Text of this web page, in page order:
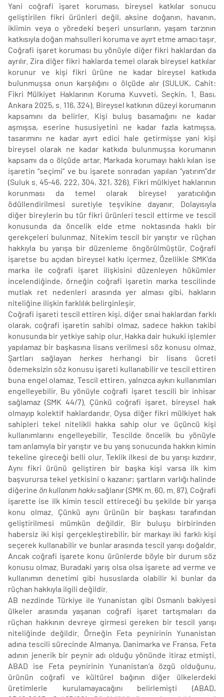
Yani coğrafi işaret koruması, bireysel katkılar sonucu
geliştirilen fikri ürünleri değil, aksine doğanın, havanın,
iklimin veya o yöredeki beşeri unsurların, yaşam tarzının
katkısıyla doğan mahsulleri koruma ve ayırt etme amacı taşır.
Coğrafi işaret koruması bu yönüyle diğer fikri haklardan da
ayrılır. Zira diğer fikri haklarda temel olarak bireysel katkılar
korunur ve kişi fikri ürüne ne kadar bireysel katkıda
bulunmuşsa onun karşılığını o ölçüde alır (SULUK, Cahit:
Fikri Mülkiyet Haklarının Koruma Kuvveti, Seçkin, 1. Bası,
Ankara 2025, s. 116, 324). Bireysel katkının düzeyi korumanın
kapsamını da belirler. Kişi buluş basamağını ne kadar
aşmışsa, eserine hususiyetini ne kadar fazla katmışsa,
tasarımını ne kadar ayırt edici hale getirmişse yani kişi
bireysel olarak ne kadar katkıda bulunmuşsa korumanın
kapsamı da o ölçüde artar. Markada korumayı haklı kılan ise
işaretin “seçimi” ve bu işarete sonradan yapılan “yatırım”dır
(Suluk s. 45-46, 222, 304, 321, 326). Fikri mülkiyet haklarının
korunması da temel olarak bireysel yaratıcılığın
ödüllendirilmesi suretiyle teşvikine dayanır. Dolayısıyla
diğer bireylerin bu tür fikri ürünleri tescil ettirme ve tescil
konusunda da öncelik elde etme noktasında haklı bir
gerekçeleri bulunmaz. Nitekim tescil bir yarıştır ve rüçhan
hakkıyla bu yarışa bir düzenleme öngörülmüştür. Coğrafi
işaretse bu açıdan bireysel katkı içermez. Özellikle SMK’da
marka ile coğrafi işaret ilişkisini düzenleyen hükümler
incelendiğinde, örneğin coğrafi işaretin marka tescilinde
mutlak ret nedenleri arasında yer alması gibi, hakların
niteliğine ilişkin farklılık belirginleşir.
Coğrafi işareti tescil ettiren kişi, diğer sınai haklardan farklı
olarak, coğrafi işaretin sahibi olmaz, sadece hakkın takibi
konusunda bir yetkiye sahip olur. Hakka dair hukuki işlemler
yapılamaz bir başkasına lisans verilmesi söz konusu olmaz.
Şartları sağlayan herkesherhangi bir lisans ücreti
ödemeksizin söz konusu işareti kullanabilir ve tescil ettiren
buna engel olamaz. Tescil ettiren, yalnızca aykırı kullanımları
engelleyebilir. Bu yönüyle coğrafi işaret tescili bir inhisar
sağlamaz (SMK 44/7). Çünkü coğrafi işaret, bireysel hak
olmayıp kolektif haklardandır. Oysa diğer fikri mülkiyet hak
sahipleri tekel nitelikli hakka sahip olur ve üçüncü kişi
kullanımlarını engelleyebilir. Tescilde öncelik bu yönüyle
tam anlamıyla bir yarıştır ve bu yarış sonucunda hakkın kimin
tekeline gireceği belli olur. Teklik ilkesi de bu yarışı kızdırır.
Aynı fikri ürünü geliştiren bir başka kişi varsa ilk kim
başvurursa tekel yetkisini o kazanır; şartların varlığı halinde
diğerine ön kullanım hakkı sağlanır (SMK m. 60, m. 87). Coğrafi
işarette ise ilk kimin tescil ettireceği bu şekilde bir yarışa
konu olmaz. Çünkü aynı ürünün bir başkası tarafından
geliştirilmesi mümkün değildir. Bir buluşu birbirinden
habersiz iki kişi gerçekleştirebilir, bir markayı iki farklı kişi
seçerek kullanabilir ve bunlar arasında tescil yarışı doğaldır.
Ancak coğrafi işarete konu ürünlerde böyle bir durum söz
konusu olmaz. Buradaki yarış olsa olsa işarete ad verme ve
kullanımın denetimi gibi hususlarda olabilir ki bunlar da
rüçhan hakkıyla ilgili değildir.
AB nezdinde Türkiye ile Yunanistan gibi Osmanlı bakiyesi
ülkeler arasında yaşanan coğrafi işaret tartışmaları da
rüçhan hakkının devreye girmesi gereken bir tescil yarışı
niteliğinde değildir. Örneğin Feta peynirinin Yunanistan
adına tescili sürecinde Almanya, Danimarka ve Fransa, Feta
adının jenerik bir peynir adı olduğu yönünde itiraz etmişti.
ABAD ise Feta peynirinin Yunanistan’a özgü olduğunu,
ürünün coğrafi ve kültürel bağının diğer ülkelerdeki
üretimlerle kurulamayacağını belirlemişti (ABAD,